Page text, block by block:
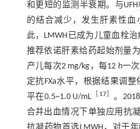
和更短的监测半衰期。与
的结合减少，发生肝素性
此，LMWH已成为儿童血栓
推荐依诺肝素给药起始剂量
产儿每次2 mg/kg，每12 h一
定抗FXa水平，根据结果调
平在0.5~1.0 U/mL
17］ 。
合并出血情况下单独应用抗